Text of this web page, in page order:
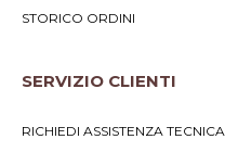
STORICO ORDINI
SERVIZIO CLIENTI
RICHIEDI ASSISTENZA TECNICA